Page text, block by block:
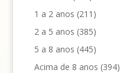
1 a 2 anos (211)
2 a 5 anos (385)
5 a 8 anos (445)
Acima de 8 anos (394)